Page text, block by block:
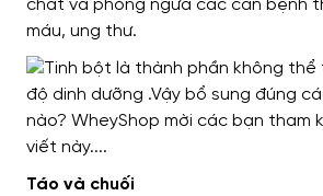
chất và phòng ngừa các căn bệnh
máu, ung thư.
Táo và chuối